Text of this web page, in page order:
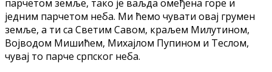
парчетом земље, тако је ваљда омеђена горе и
једним парчетом неба. Ми ћемо чувати овај грумен
земље, а ти са Светим Савом, краљем Милутином,
Војводом Мишићем, Михајлом Пупином и Теслом,
чувај то парче српског неба.